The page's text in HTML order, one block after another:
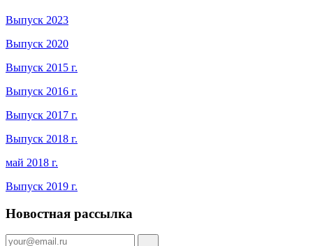
Выпуск 2023
Выпуск 2020
Выпуск 2015 г.
Выпуск 2016 г.
Выпуск 2017 г.
Выпуск 2018 г.
май 2018 г.
Выпуск 2019 г.
Новостная рассылка